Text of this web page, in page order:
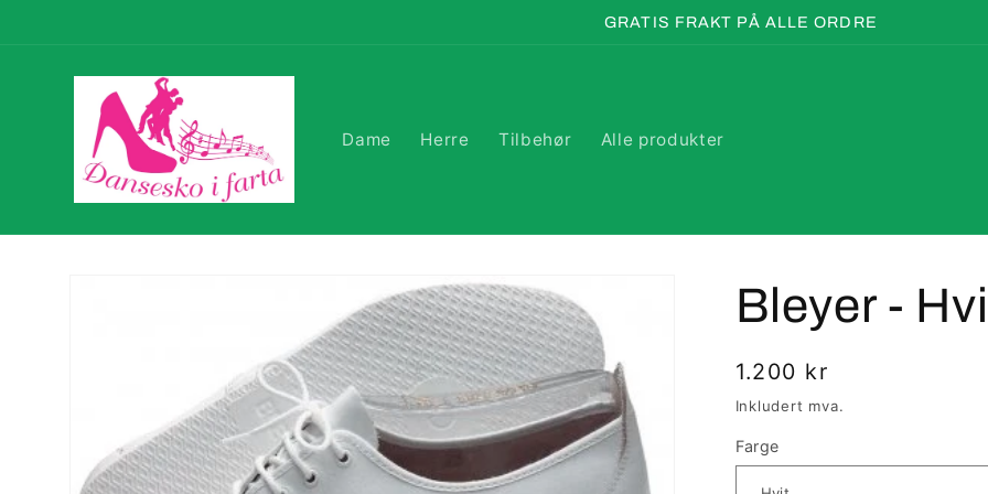
GRATIS FRAKT PÅ ALLE ORDRE
Dame Herre Tilbehør Alle produkter
Bleyer -
Vanlig
pris
1.200 kr
Inkludert mva.
Farge